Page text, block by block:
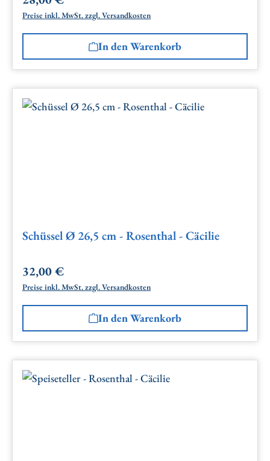
Preise inkl. MwSt. zzgl. Versandkosten
In den Warenkorb
Schüssel Ø 26,5 cm - Rosenthal - Cäcilie
Regulärer Preis:
32,00 €
Preise inkl. MwSt. zzgl. Versandkosten
In den Warenkorb